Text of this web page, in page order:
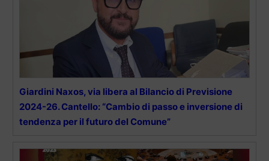
Giardini Naxos, via libera al Bilancio di Previsione
2024-26. Cantello: “Cambio di passo e inversione di
tendenza per il futuro del Comune”